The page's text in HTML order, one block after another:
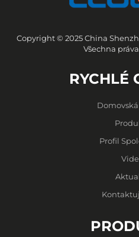
Copyright © 2025 China
Všechna
RYCHLÉ
Profil